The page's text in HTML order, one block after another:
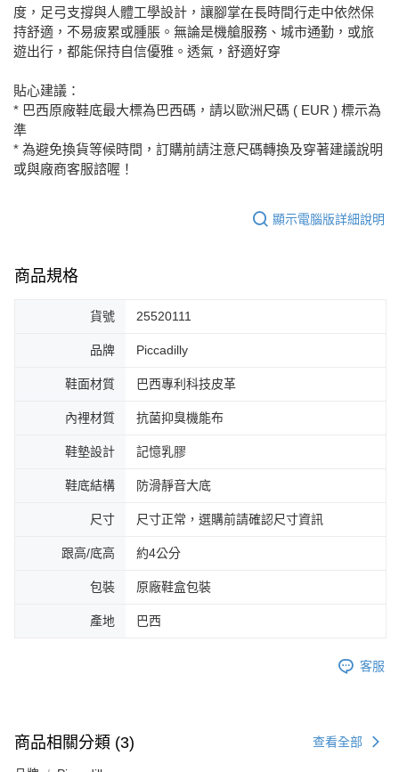
度，足弓支撐與人體工學設計，讓腳掌在長時間行走中依然保
持舒適，不易疲累或腫脹。無論是機艙服務、城市通勤，或旅
遊出行，都能保持自信優雅。透氣，舒適好穿
貼心建議：
* 巴西原廠鞋底最大標為巴西碼，請以歐洲尺碼 ( EUR ) 標示為
準
* 為避免換貨等候時間，訂購前請注意尺碼轉換及穿著建議說明
或與廠商客服諮喔！
顯示電腦版詳細說明
商品規格
貨號 25520111
品牌 Piccadilly
鞋面材質 巴西專利科技皮革
內裡材質 抗菌抑臭機能布
鞋墊設計 記憶乳膠
鞋底結構 防滑靜音大底
尺寸 尺寸正常，選購前請確認尺寸資訊
跟高/底高 約4公分
包裝 原廠鞋盒包裝
產地 巴西
客服
商品相關分類 (3) 查看全部